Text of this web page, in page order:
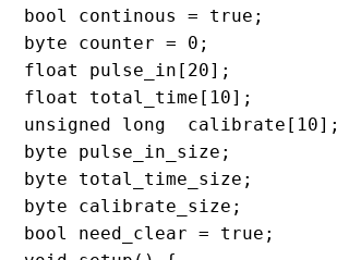
bool continous = true;
byte counter = 0;
float pulse_in[20];
float total_time[10];
unsigned long  calibrate[10];
byte pulse_in_size;
byte total_time_size;
byte calibrate_size;
bool need_clear = true;